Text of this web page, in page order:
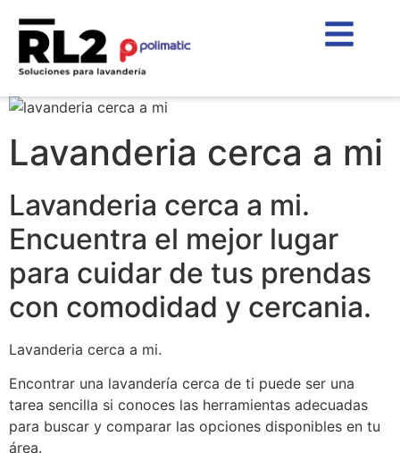
Lavanderia cerca a mi
Lavanderia cerca a mi.
Encuentra el mejor lugar
para cuidar de tus prendas
con comodidad y cercania.
Lavanderia cerca a mi.
Encontrar una lavandería cerca de ti puede ser una
tarea sencilla si conoces las herramientas adecuadas
para buscar y comparar las opciones disponibles en tu
área.